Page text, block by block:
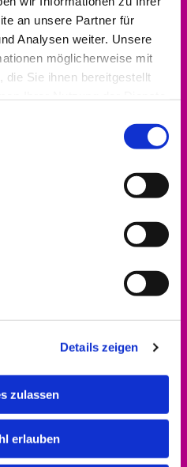
an unsere Partner für
Analysen weiter. Unsere
möglicherweise mit
die Sie ihnen bereitgestellt
Details zeigen
zulassen
erlauben